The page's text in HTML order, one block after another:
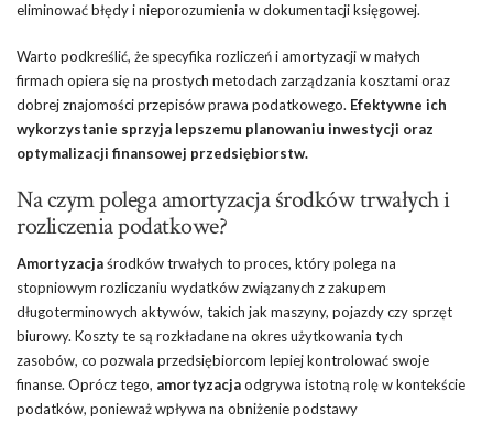
eliminować błędy i nieporozumienia w dokumentacji księgowej.
Warto podkreślić, że specyfika rozliczeń i amortyzacji w małych
firmach opiera się na prostych metodach zarządzania kosztami oraz
dobrej znajomości przepisów prawa podatkowego. Efektywne ich
wykorzystanie sprzyja lepszemu planowaniu inwestycji oraz
optymalizacji finansowej przedsiębiorstw.
Na czym polega amortyzacja środków trwałych i
rozliczenia podatkowe?
Amortyzacjaśrodków trwałych to proces, który polega na
stopniowym rozliczaniu wydatków związanych z zakupem
długoterminowych aktywów, takich jak maszyny, pojazdy czy sprzęt
biurowy. Koszty te są rozkładane na okres użytkowania tych
zasobów, co pozwala przedsiębiorcom lepiej kontrolować swoje
finanse. Oprócz tego, amortyzacjaodgrywa istotną rolę w kontekście
podatków, ponieważ wpływa na obniżenie podstawy